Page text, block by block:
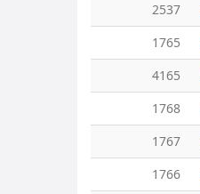
2537
1765
4165
1768
1767
1766